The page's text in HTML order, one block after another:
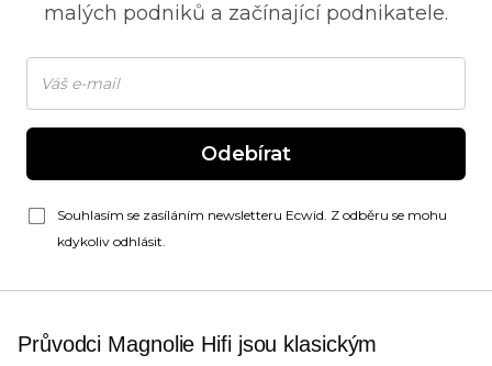
malých podniků a začínající podnikatele.
Odebírat
Souhlasím se zasíláním newsletteru Ecwid. Z odběru se mohu
kdykoliv odhlásit.
Průvodci Magnolie Hifijsou klasickým